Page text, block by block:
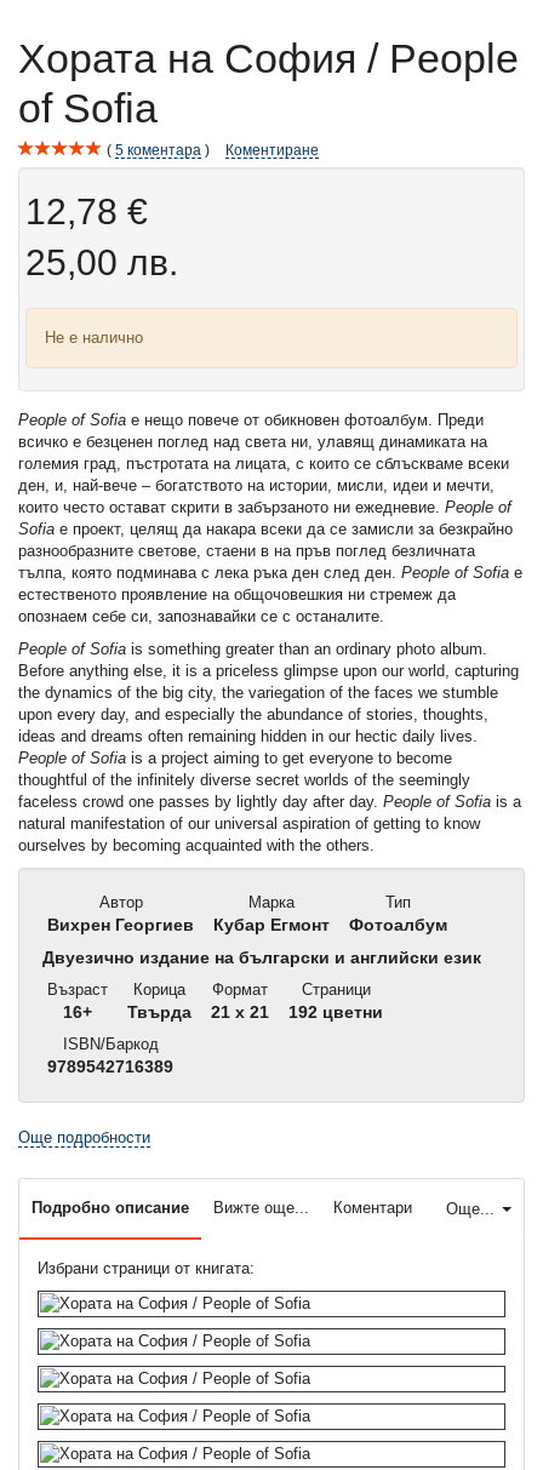
Хората на София / People
of Sofia
5 коментара Коментиране
12,78 €
25,00 лв.
Не е налично
People of Sofia е нещо повече от обикновен фотоалбум. Преди
всичко e безценен поглед над света ни, улавящ динамиката на
големия град, пъстротата на лицата, с които се сблъскваме всеки
ден, и, най-вече – богатството на истории, мисли, идеи и мечти,
които често остават скрити в забързаното ни ежедневие. People of
Sofia е проект, целящ да накара всеки да се замисли за безкрайно
разнообразните светове, стаени в на пръв поглед безличната
тълпа, която подминава с лека ръка ден след ден. People of Sofia е
естественото проявление на общочовешкия ни стремеж да
опознаем себе си, запознавайки се с останалите.
People of Sofia is something greater than an ordinary photo album.
Before anything else, it is a priceless glimpse upon our world, capturing
the dynamics of the big city, the variegation of the faces we stumble
upon every day, and especially the abundance of stories, thoughts,
ideas and dreams often remaining hidden in our hectic daily lives.
People of Sofia is a project aiming to get everyone to become
thoughtful of the infinitely diverse secret worlds of the seemingly
faceless crowd one passes by lightly day after day. People of Sofia is a
natural manifestation of our universal aspiration of getting to know
ourselves by becoming acquainted with the others.
Автор
Вихрен Георгиев
Марка
Кубар Егмонт
Тип
Фотоалбум
Двуезично издание на български и английски език
Възраст
16+
Корица
Твърда
Формат
21 x 21
Страници
192 цветни
ISBN/Баркод
9789542716389
Още подробности
Още...
Подробно описание Вижте още... Коментари
Избрани страници от книгата: